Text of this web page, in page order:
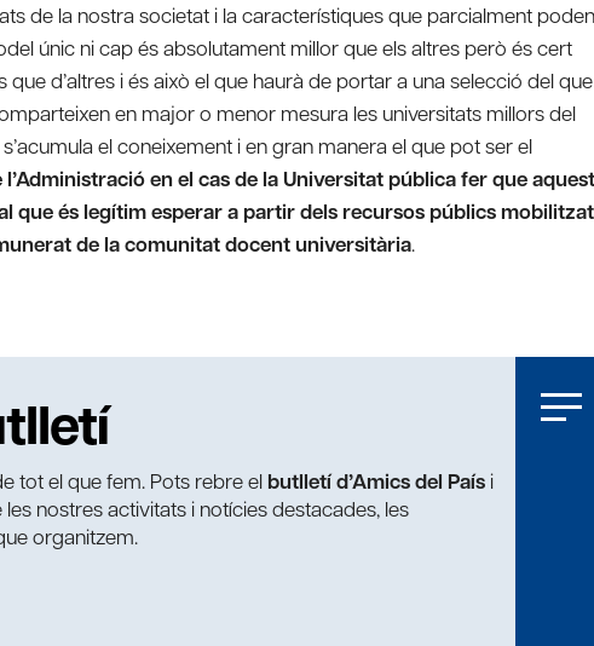
de la nostra societat i la característiques que parcialment poden
únic ni cap és absolutament millor que els altres però és cert
d’altres i és això el que haurà de portar a una selecció del que
en major o menor mesura les universitats millors del
el coneixement i en gran manera el que pot ser el
l’Administració en el cas de la Universitat pública fer que aquest
que és legítim esperar a partir dels recursos públics
de la comunitat docent universitària.
tot el que fem. Pots rebre el butlletí d’Amics del País i
nostres activitats i notícies destacades, les
organitzem.